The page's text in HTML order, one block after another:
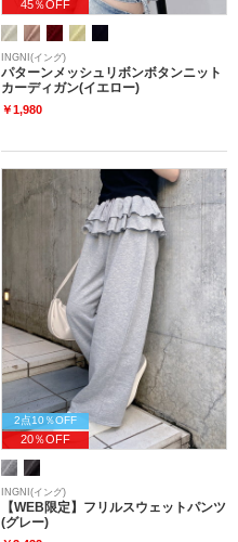
45％OFF
INGNI(イング)
パターンメッシュリボンボタンニット
カーディガン(イエロー)
￥1,980
2点10％OFF
20％OFF
INGNI(イング)
【WEB限定】フリルスウェットパンツ
(グレー)